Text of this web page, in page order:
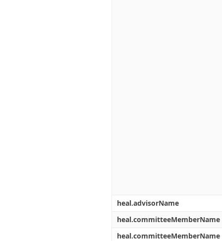
heal.advisorName
heal.committeeMemberName
heal.committeeMemberName